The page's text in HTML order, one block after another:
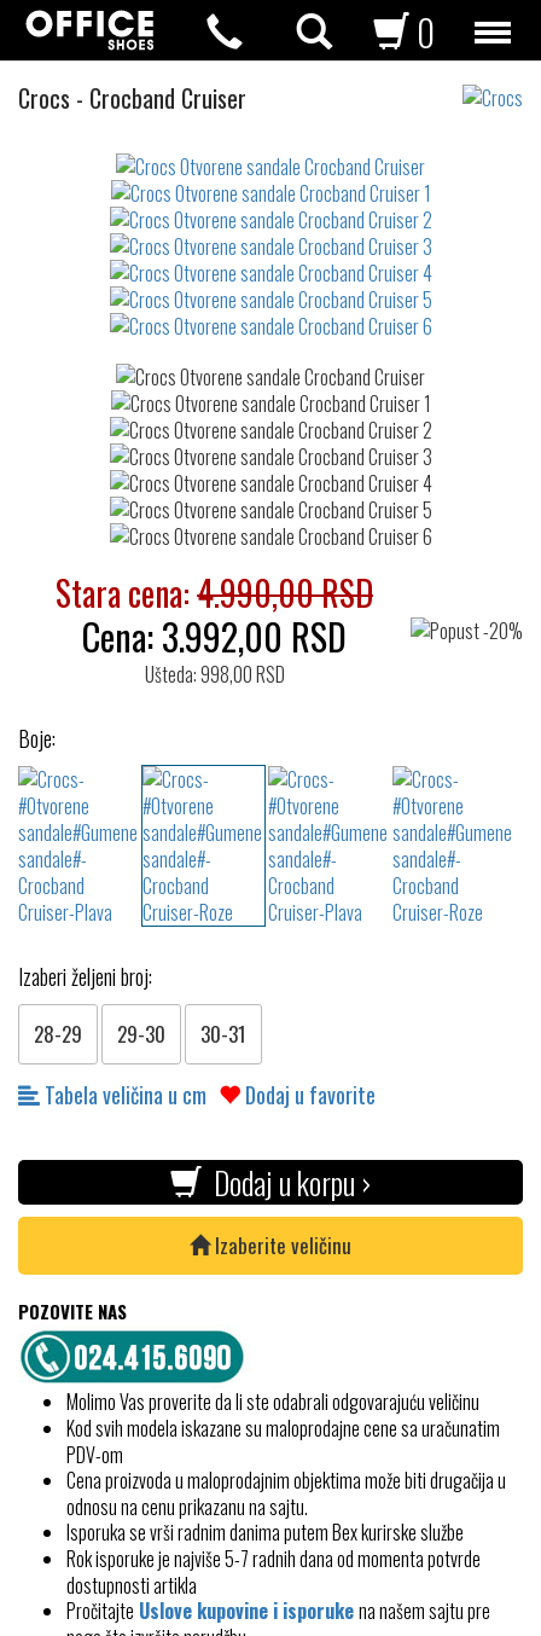
0
Crocs Otvorene
- Crocband Cruiser
waterrepellent
Stara cena:4.990,00 RSD
Cena:3.992,00 RSD
Ušteda: 998,00 RSD
Boje:
Izaberi željeni broj:
28-29 29-30 30-31
Tabela veličina u cm Dodaj u favorite
Dodaj u korpu ›
Izaberite veličinu
POZOVITE NAS
Molimo Vas proverite da li ste odabrali odgovarajuću veličinu
Kod svih modela iskazane su maloprodajne cene sa uračunatim
PDV-om
Cena proizvoda u maloprodajnim objektima može biti drugačija u
odnosu na cenu prikazanu na sajtu.
Isporuka se vrši radnim danima putem Bex kurirske službe
Rok isporuke je najviše 5-7 radnih dana od momenta potvrde
dostupnosti artikla
Pročitajte Uslove kupovine i isporukena našem sajtu pre